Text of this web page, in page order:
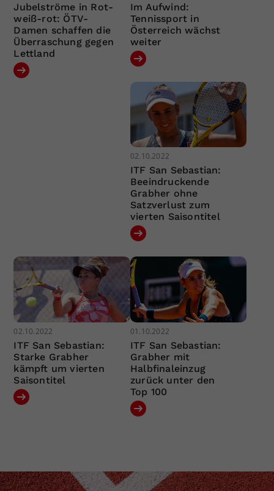
Jubelströme in Rot-
weiß-rot: ÖTV-
Damen schaffen die
Überraschung gegen
Lettland
Im Aufwind:
Tennissport in
Österreich wächst
weiter
02.10.2022
ITF San Sebastian:
Beeindruckende
Grabher ohne
Satzverlust zum
vierten Saisontitel
02.10.2022
ITF San Sebastian:
Starke Grabher
kämpft um vierten
Saisontitel
01.10.2022
ITF San Sebastian:
Grabher mit
Halbfinaleinzug
zurück unter den
Top 100